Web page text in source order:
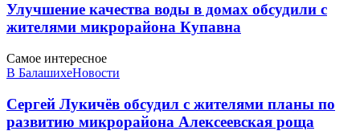
Улучшение качества воды в домах обсудили с
жителями микрорайона Купавна
Самое интересное
В БалашихеНовости
Сергей Лукичёв обсудил с жителями планы по
развитию микрорайона Алексеевская роща